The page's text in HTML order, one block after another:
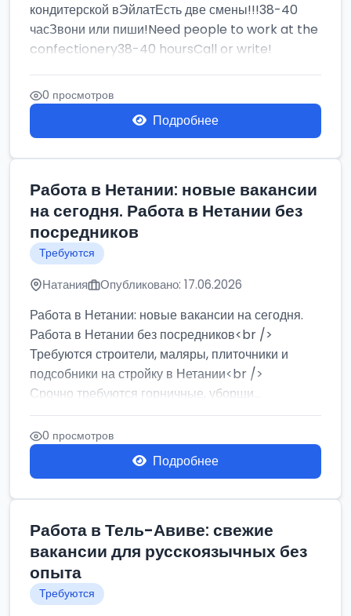
кондитерской вЭйлатЕсть две смены!!!38-40
часЗвони или пиши!Need people to work at the
confectionery38-40 hoursCall or write!
0 просмотров
Подробнее
Работа в Нетании: новые вакансии
на сегодня. Работа в Нетании без
посредников
Требуются
Натания Опубликовано: 17.06.2026
Работа в Нетании: новые вакансии на сегодня.
Работа в Нетании без посредников<br />
Требуются строители, маляры, плиточники и
подсобники на стройку в Нетании<br />
Срочно требуются горничные, уборщи...
0 просмотров
Подробнее
Работа в Тель-Авиве: свежие
вакансии для русскоязычных без
опыта
Требуются